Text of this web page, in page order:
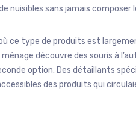
nuisibles sans jamais composer
ce type de produits est
découvre des souris à
option. Des détaillants
des produits qui